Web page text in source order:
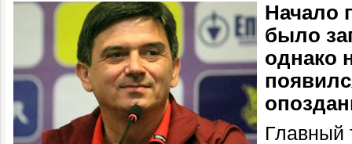
Начало
было
однако
Главный